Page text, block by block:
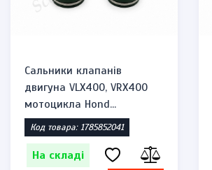
Сальники клапанів
двигуна VLX400, VRX400
мотоцикла Hond...
Код товара: 1785852041
На складі